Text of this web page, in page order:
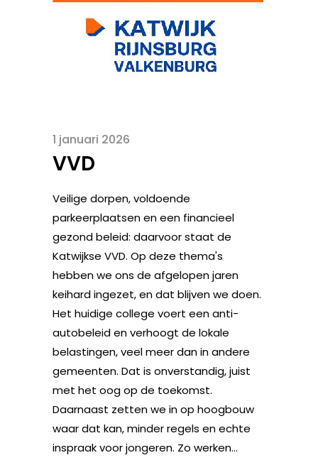
1 januari 2026
VVD
Veilige dorpen, voldoende
parkeerplaatsen en een financieel
gezond beleid: daarvoor staat de
Katwijkse VVD. Op deze thema's
hebben we ons de afgelopen jaren
keihard ingezet, en dat blijven we doen.
Het huidige college voert een anti-
autobeleid en verhoogt de lokale
belastingen, veel meer dan in andere
gemeenten. Dat is onverstandig, juist
met het oog op de toekomst.
Daarnaast zetten we in op hoogbouw
waar dat kan, minder regels en echte
inspraak voor jongeren. Zo werken...